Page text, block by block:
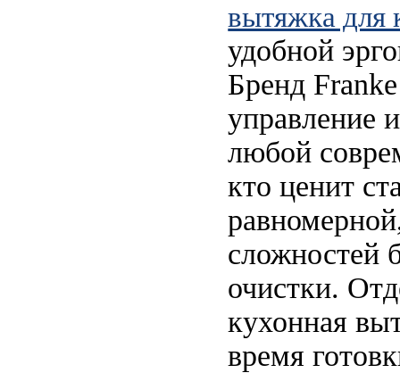
вытяжка для
удобной
Бренд
управление
любой
кто ценит
сложностей
очистки.
кухонная
время